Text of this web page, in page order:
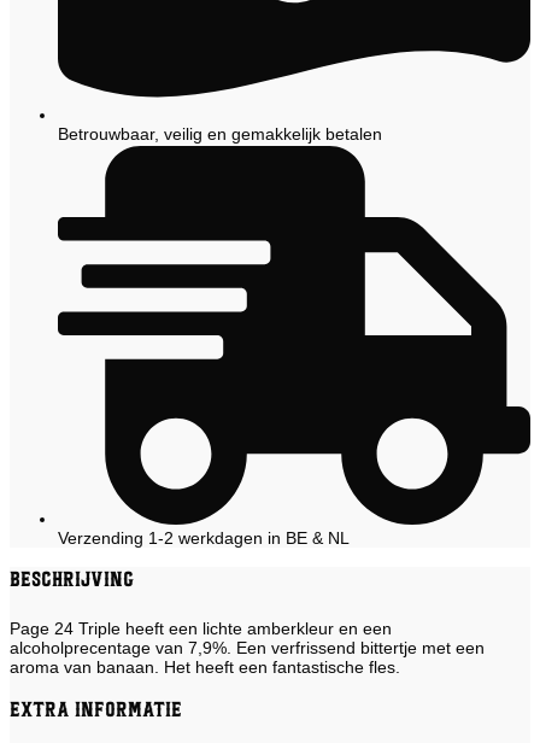
Betrouwbaar, veilig en gemakkelijk betalen
Verzending 1-2 werkdagen in BE & NL
Beschrijving
Page 24 Triple heeft een lichte amberkleur en een
alcoholprecentage van 7,9%. Een verfrissend bittertje met een
aroma van banaan. Het heeft een fantastische fles.
Extra informatie